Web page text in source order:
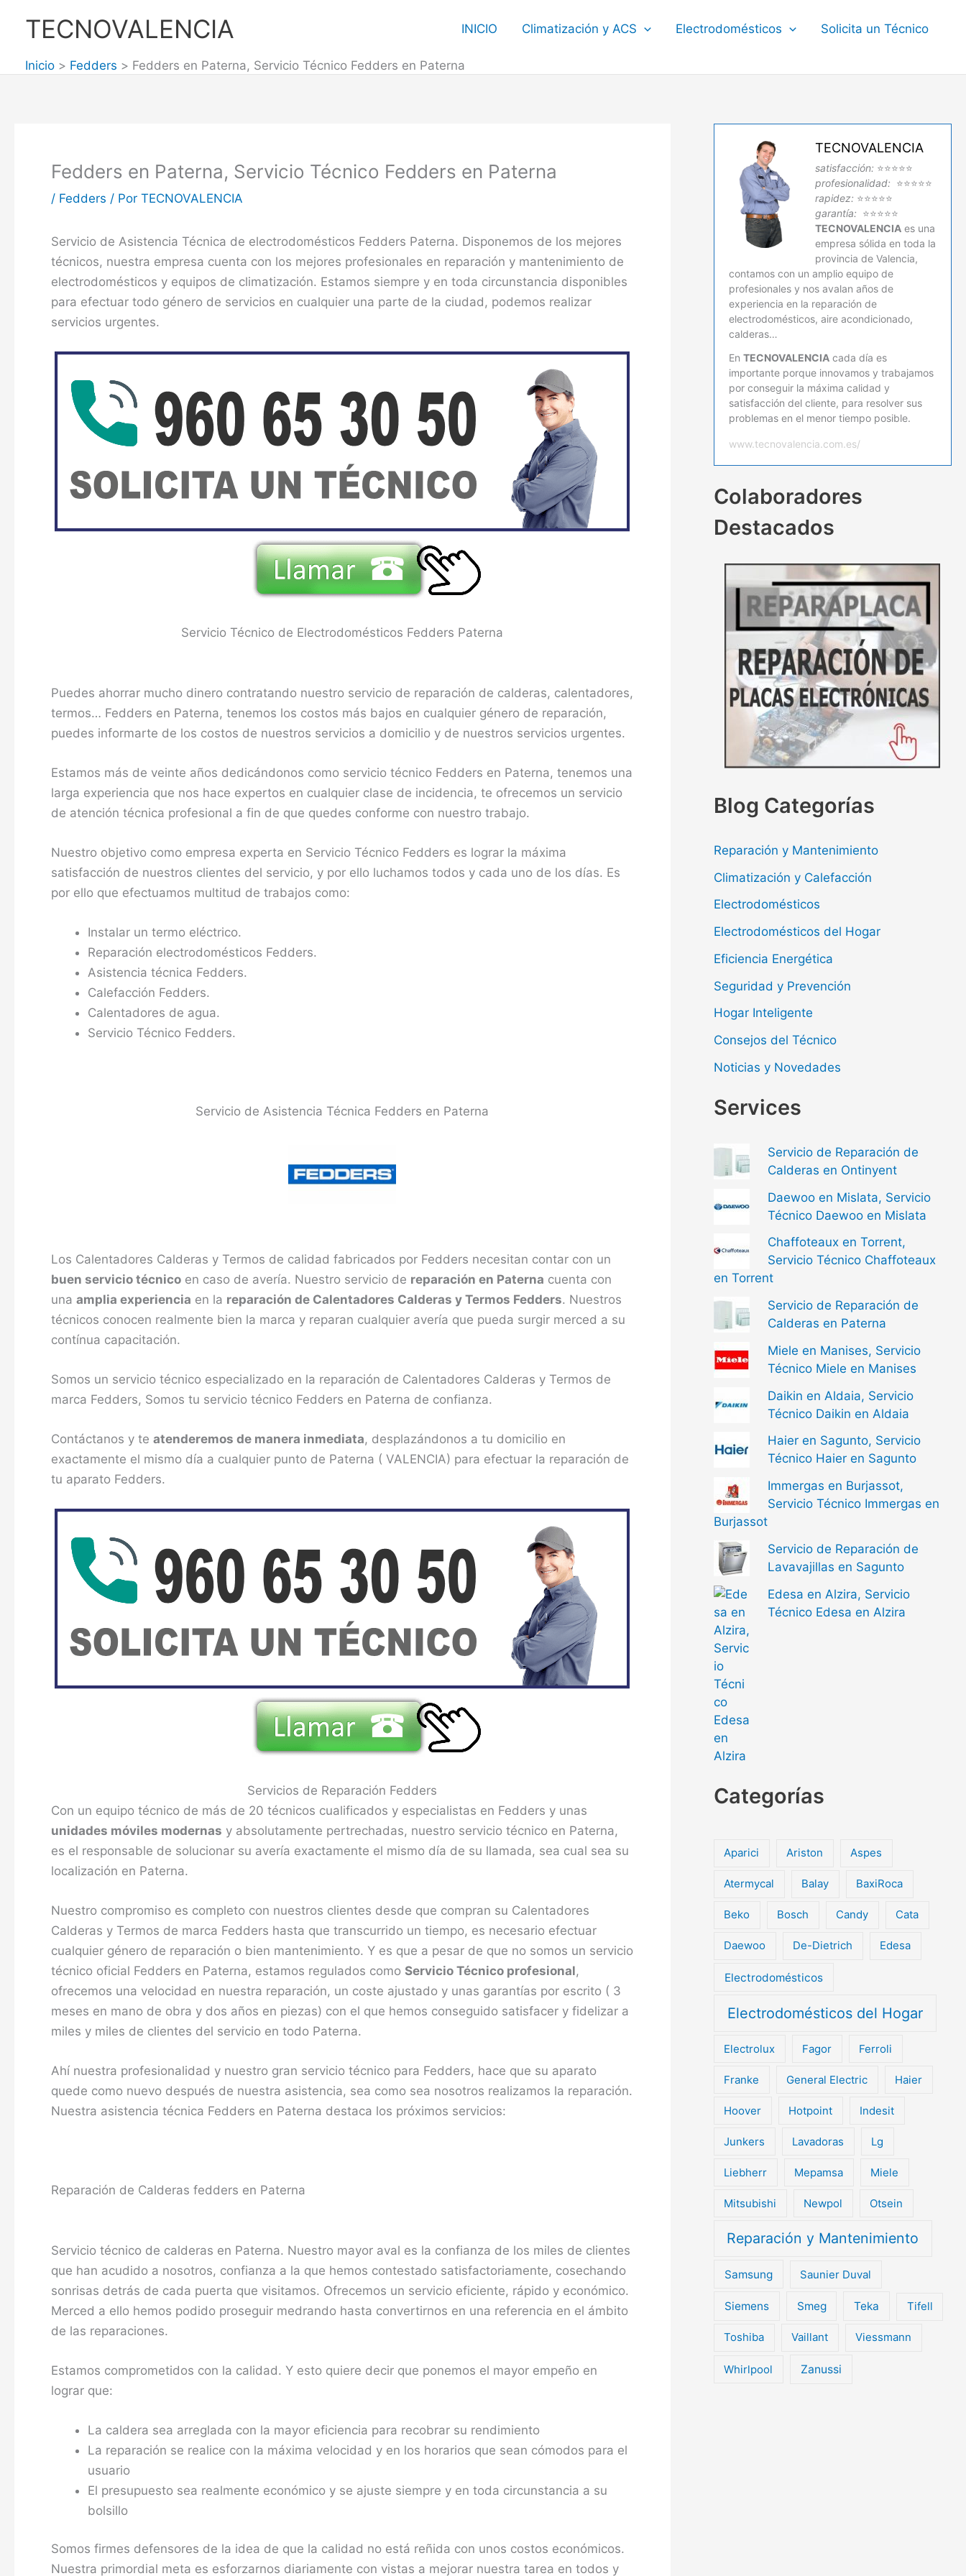
TECNOVALENCIA INICIO Climatización y ACS Electrodomésticos Solicita un Técnico
Inicio Fedders Fedders en Paterna, Servicio Técnico Fedders en Paterna
Fedders en Paterna, Servicio Técnico Fedders en Paterna
/ Fedders / Por TECNOVALENCIA
Servicio de Asistencia Técnica de electrodomésticos Fedders Paterna. Disponemos de los mejores
técnicos, nuestra empresa cuenta con los mejores profesionales en reparación y mantenimiento de
electrodomésticos y equipos de climatización. Estamos siempre y en toda circunstancia disponibles
para efectuar todo género de servicios en cualquier una parte de la ciudad, podemos realizar
servicios urgentes.
Servicio Técnico de Electrodomésticos Fedders Paterna
Puedes ahorrar mucho dinero contratando nuestro servicio de reparación de calderas, calentadores,
termos… Fedders en Paterna, tenemos los costos más bajos en cualquier género de reparación,
puedes informarte de los costos de nuestros servicios a domicilio y de nuestros servicios urgentes.
Estamos más de veinte años dedicándonos como servicio técnico Fedders en Paterna, tenemos una
larga experiencia que nos hace expertos en cualquier clase de incidencia, te ofrecemos un servicio
de atención técnica profesional a fin de que quedes conforme con nuestro trabajo.
Nuestro objetivo como empresa experta en Servicio Técnico Fedders es lograr la máxima
satisfacción de nuestros clientes del servicio, y por ello luchamos todos y cada uno de los días. Es
por ello que efectuamos multitud de trabajos como:
Instalar un termo eléctrico.
Reparación electrodomésticos Fedders.
Asistencia técnica Fedders.
Calefacción Fedders.
Calentadores de agua.
Servicio Técnico Fedders.
Servicio de Asistencia Técnica Fedders en Paterna
Los Calentadores Calderas y Termos de calidad fabricados por Fedders necesitan contar con un
buen servicio técnico en caso de avería. Nuestro servicio de reparación en Paterna cuenta con
una amplia experiencia en la reparación de Calentadores Calderas y Termos Fedders. Nuestros
técnicos conocen realmente bien la marca y reparan cualquier avería que pueda surgir merced a su
contínua capacitación.
Somos un servicio técnico especializado en la reparación de Calentadores Calderas y Termos de
marca Fedders, Somos tu servicio técnico Fedders en Paterna de confianza.
Contáctanos y te atenderemos de manera inmediata, desplazándonos a tu domicilio en
exactamente el mismo día a cualquier punto de Paterna ( VALENCIA) para efectuar la reparación de
tu aparato Fedders.
Servicios de Reparación Fedders
Con un equipo técnico de más de 20 técnicos cualificados y especialistas en Fedders y unas
unidades móviles modernas y absolutamente pertrechadas, nuestro servicio técnico en Paterna,
es el responsable de solucionar su avería exactamente el mismo día de su llamada, sea cual sea su
localización en Paterna.
Nuestro compromiso es completo con nuestros clientes desde que compran su Calentadores
Calderas y Termos de marca Fedders hasta que transcurrido un tiempo, es necesario efectuar
cualquier género de reparación o bien mantenimiento. Y es que a pesar de que no somos un servicio
técnico oficial Fedders en Paterna, estamos regulados como Servicio Técnico profesional,
ofrecemos una velocidad en nuestra reparación, un coste ajustado y unas garantías por escrito ( 3
meses en mano de obra y dos años en piezas) con el que hemos conseguido satisfacer y fidelizar a
miles y miles de clientes del servicio en todo Paterna.
Ahí nuestra profesionalidad y nuestro gran servicio técnico para Fedders, hace que su aparato
quede como nuevo después de nuestra asistencia, sea como sea nosotros realizamos la reparación.
Nuestra asistencia técnica Fedders en Paterna destaca los próximos servicios:
Reparación de Calderas fedders en Paterna
Servicio técnico de calderas en Paterna. Nuestro mayor aval es la confianza de los miles de clientes
que han acudido a nosotros, confianza a la que hemos contestado satisfactoriamente, cosechando
sonrisas detrás de cada puerta que visitamos. Ofrecemos un servicio eficiente, rápido y económico.
Merced a ello hemos podido proseguir medrando hasta convertirnos en una referencia en el ámbito
de las reparaciones.
Estamos comprometidos con la calidad. Y esto quiere decir que ponemos el mayor empeño en
lograr que:
La caldera sea arreglada con la mayor eficiencia para recobrar su rendimiento
La reparación se realice con la máxima velocidad y en los horarios que sean cómodos para el
usuario
El presupuesto sea realmente económico y se ajuste siempre y en toda circunstancia a su
bolsillo
Somos firmes defensores de la idea de que la calidad no está reñida con unos costos económicos.
Nuestra primordial meta es esforzarnos diariamente con vistas a mejorar nuestra tarea en todos y
TECNOVALENCIA
satisfacción: ⭐⭐⭐⭐⭐
profesionalidad: ⭐⭐⭐⭐⭐
rapidez: ⭐⭐⭐⭐⭐
garantía: ⭐⭐⭐⭐⭐
TECNOVALENCIAes una
empresa sólida en toda la
provincia de Valencia,
contamos con un amplio equipo de
profesionales y nos avalan años de
experiencia en la reparación de
electrodomésticos, aire acondicionado,
calderas…
En TECNOVALENCIAcada día es
importante porque innovamos y trabajamos
por conseguir la máxima calidad y
satisfacción del cliente, para resolver sus
problemas en el menor tiempo posible.
www.tecnovalencia.com.es/
Colaboradores
Destacados
Blog Categorías
Reparación y Mantenimiento
Climatización y Calefacción
Electrodomésticos
Electrodomésticos del Hogar
Eficiencia Energética
Seguridad y Prevención
Hogar Inteligente
Consejos del Técnico
Noticias y Novedades
Services
Servicio de Reparación de
Calderas en Ontinyent
Daewoo en Mislata, Servicio
Técnico Daewoo en Mislata
Chaffoteaux en Torrent,
Servicio Técnico Chaffoteaux
en Torrent
Servicio de Reparación de
Calderas en Paterna
Miele en Manises, Servicio
Técnico Miele en Manises
Daikin en Aldaia, Servicio
Técnico Daikin en Aldaia
Haier en Sagunto, Servicio
Técnico Haier en Sagunto
Immergas en Burjassot,
Servicio Técnico Immergas en
Burjassot
Servicio de Reparación de
Lavavajillas en Sagunto
Edesa en Alzira, Servicio
Técnico Edesa en Alzira
Categorías
Aparici Ariston Aspes
Atermycal Balay BaxiRoca
Beko Bosch Candy Cata
Daewoo De-Dietrich Edesa
Electrodomésticos
Electrodomésticos del Hogar
Electrolux Fagor Ferroli
Franke General Electric Haier
Hoover Hotpoint Indesit
Junkers Lavadoras Lg
Liebherr Mepamsa Miele
Mitsubishi Newpol Otsein
Reparación y Mantenimiento
Samsung Saunier Duval
Siemens Smeg Teka Tifell
Toshiba Vaillant Viessmann
Whirlpool Zanussi